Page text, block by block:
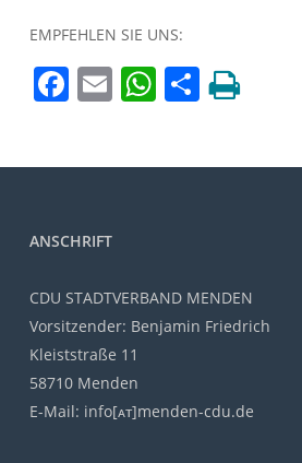
EMPFEHLEN SIE UNS:
Facebook
EmailWhatsApp
Teilen
ANSCHRIFT
CDU STADTVERBAND MENDEN
Vorsitzender: Benjamin Friedrich
Kleiststraße 11
58710 Menden
E-Mail: info[ᴀᴛ]menden-cdu.de